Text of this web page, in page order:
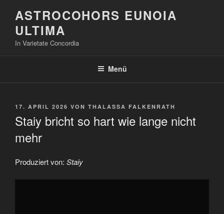
Inhalt
springen
ASTROCOHORS EUNOIA
ULTIMA
In Varietate Concordia
Menü
VERÖFFENTLICHT
17. APRIL 2026 VON THALASSA FALKENRATH
Staiy bricht so hart wie lange nicht
mehr
Produziert von: Staiy
„Staiy